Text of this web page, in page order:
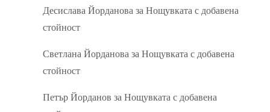
Десислава Йорданова заНощувката с добавена
стойност
Светлана Йорданова заНощувката с добавена
стойност
Петър Йорданов заНощувката с добавена